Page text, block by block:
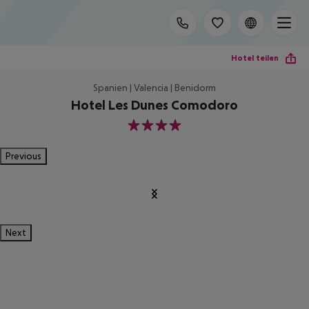
Hotel teilen
Spanien | Valencia | Benidorm
Hotel Les Dunes Comodoro
4
Previous
Next